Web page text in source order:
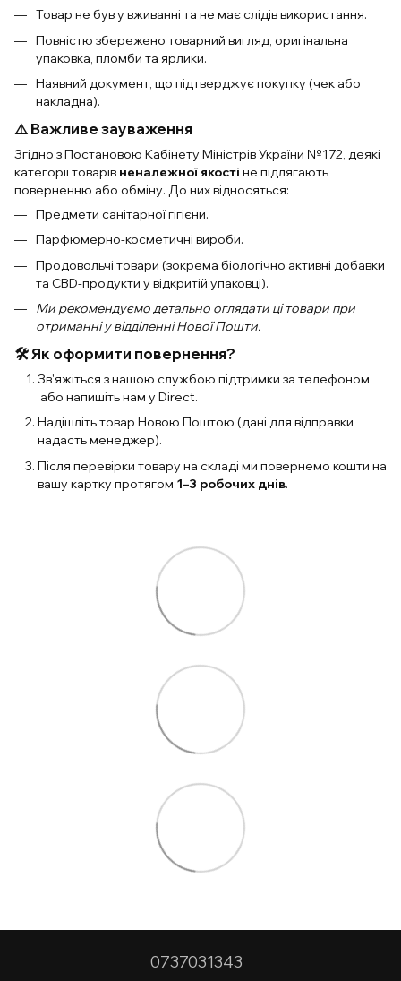
Товар не був у вживанні та не має слідів використання.
Повністю збережено товарний вигляд, оригінальна
упаковка, пломби та ярлики.
Наявний документ, що підтверджує покупку (чек або
накладна).
⚠️ Важливе зауваження
Згідно з Постановою Кабінету Міністрів України №172, деякі
категорії товарів неналежної якості не підлягають
поверненню або обміну. До них відносяться:
Предмети санітарної гігієни.
Парфюмерно-косметичні вироби.
Продовольчі товари (зокрема біологічно активні добавки
та CBD-продукти у відкритій упаковці).
Ми рекомендуємо детально оглядати ці товари при
отриманні у відділенні Нової Пошти.
🛠 Як оформити повернення?
Зв'яжіться з нашою службою підтримки за телефоном
або напишіть нам у Direct.
Надішліть товар Новою Поштою (дані для відправки
надасть менеджер).
Після перевірки товару на складі ми повернемо кошти на
вашу картку протягом 1–3 робочих днів.
0737031343